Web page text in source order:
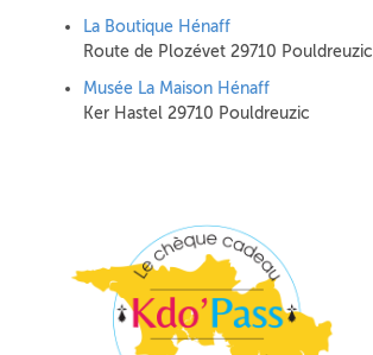
La Boutique Hénaff
Route de Plozévet 29710 Pouldreuzic
Musée La Maison Hénaff
Ker Hastel 29710 Pouldreuzic